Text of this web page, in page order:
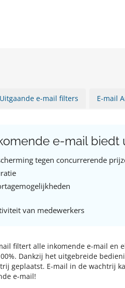
Uitgaande e-mail filters E-mail
e-mail biedt
tegen concurrerende
van medewerkers
filtert alle inkomende e-mail en
Dankzij het uitgebreide
geplaatst. E-mail in de wachtrij
e-mail!